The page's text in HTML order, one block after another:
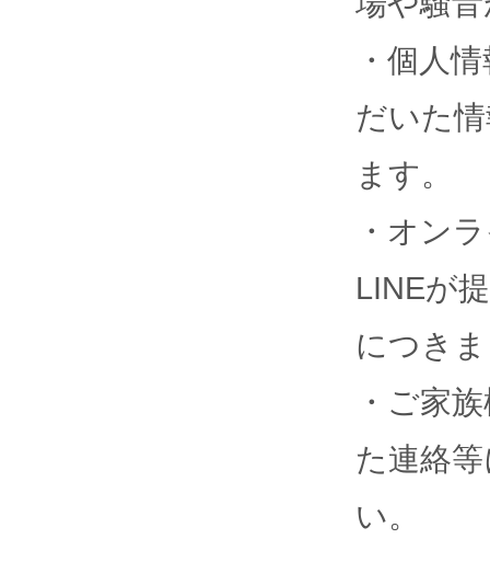
・個人
だいた
ます。
・オン
LINEが
につき
・ご家
た連絡
い。